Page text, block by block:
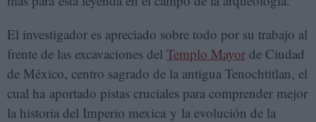
El investigador es apreciado sobre todo por su trabajo al
frente de las excavaciones del Templo Mayor de Ciudad
de México, centro sagrado de la antigua Tenochtitlan, el
cual ha aportado pistas cruciales para comprender mejor
la historia del Imperio mexica y la evolución de la